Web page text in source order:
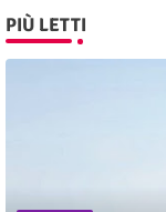
PIÙ LETTI